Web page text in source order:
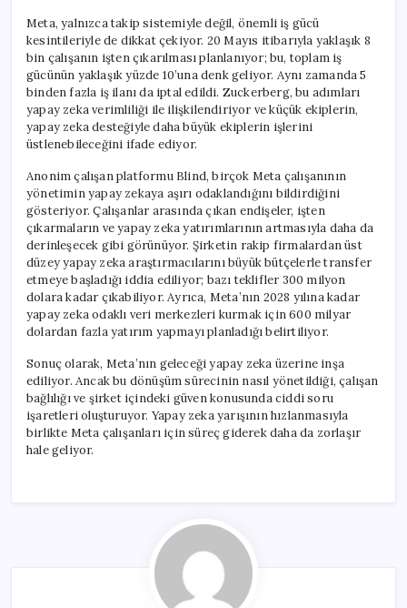
Meta, yalnızca takip sistemiyle değil, önemli iş gücü
kesintileriyle de dikkat çekiyor. 20 Mayıs itibarıyla yaklaşık 8
bin çalışanın işten çıkarılması planlanıyor; bu, toplam iş
gücünün yaklaşık yüzde 10’una denk geliyor. Aynı zamanda 5
binden fazla iş ilanı da iptal edildi. Zuckerberg, bu adımları
yapay zeka verimliliği ile ilişkilendiriyor ve küçük ekiplerin,
yapay zeka desteğiyle daha büyük ekiplerin işlerini
üstlenebileceğini ifade ediyor.
Anonim çalışan platformu Blind, birçok Meta çalışanının
yönetimin yapay zekaya aşırı odaklandığını bildirdiğini
gösteriyor. Çalışanlar arasında çıkan endişeler, işten
çıkarmaların ve yapay zeka yatırımlarının artmasıyla daha da
derinleşecek gibi görünüyor. Şirketin rakip firmalardan üst
düzey yapay zeka araştırmacılarını büyük bütçelerle transfer
etmeye başladığı iddia ediliyor; bazı teklifler 300 milyon
dolara kadar çıkabiliyor. Ayrıca, Meta’nın 2028 yılına kadar
yapay zeka odaklı veri merkezleri kurmak için 600 milyar
dolardan fazla yatırım yapmayı planladığı belirtiliyor.
Sonuç olarak, Meta’nın geleceği yapay zeka üzerine inşa
ediliyor. Ancak bu dönüşüm sürecinin nasıl yönetildiği, çalışan
bağlılığı ve şirket içindeki güven konusunda ciddi soru
işaretleri oluşturuyor. Yapay zeka yarışının hızlanmasıyla
birlikte Meta çalışanları için süreç giderek daha da zorlaşır
hale geliyor.